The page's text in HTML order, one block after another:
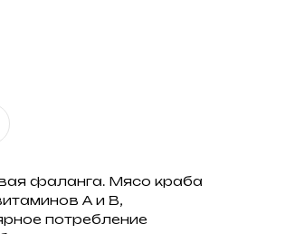
фаланга. Мясо краба
А и В,
потребление